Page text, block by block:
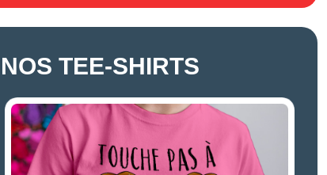
NOS TEE-SHIRTS